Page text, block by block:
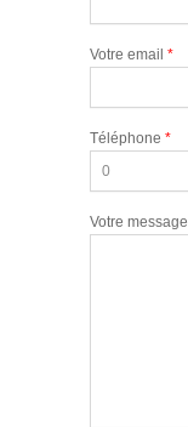
Votre email *
Téléphone *
Votre message